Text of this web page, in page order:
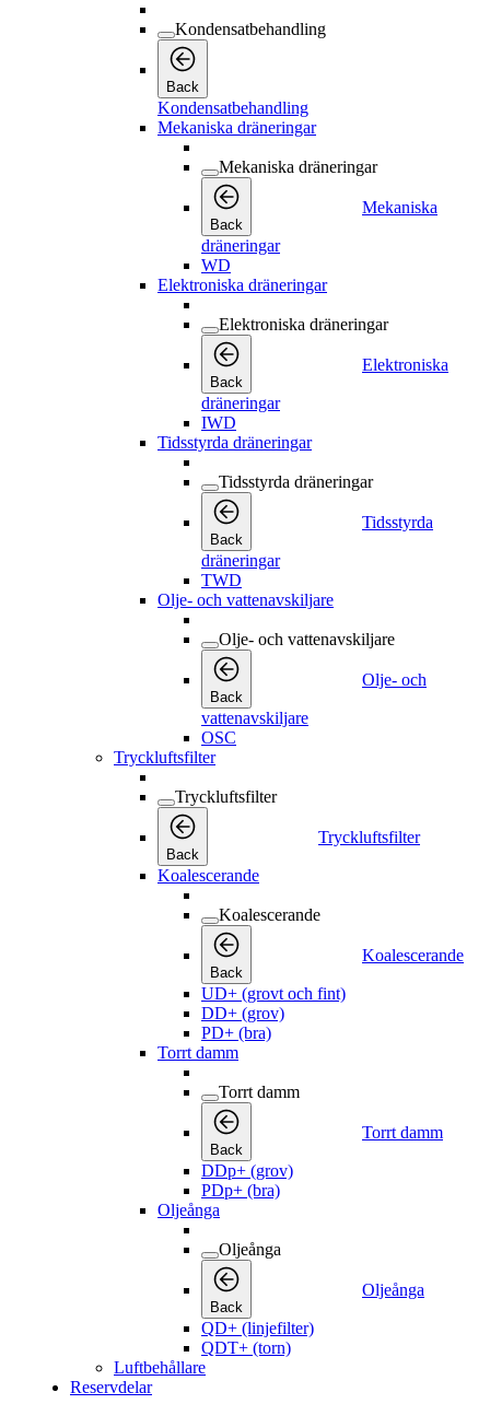
Kondensatbehandling
Back
Kondensatbehandling
Mekaniska dräneringar
Mekaniska dräneringar
Back
Mekaniska
dräneringar
WD
Elektroniska dräneringar
Elektroniska dräneringar
Back
Elektroniska
dräneringar
IWD
Tidsstyrda dräneringar
Tidsstyrda dräneringar
Back
Tidsstyrda
dräneringar
TWD
Olje- och vattenavskiljare
Olje- och vattenavskiljare
Back
Olje- och
vattenavskiljare
OSC
Tryckluftsfilter
Tryckluftsfilter
Back
Tryckluftsfilter
Koalescerande
Koalescerande
Back
Koalescerande
UD+ (grovt och fint)
DD+ (grov)
PD+ (bra)
Torrt damm
Torrt damm
Back
Torrt damm
DDp+ (grov)
PDp+ (bra)
Oljeånga
Oljeånga
Back
Oljeånga
QD+ (linjefilter)
QDT+ (torn)
Luftbehållare
Reservdelar